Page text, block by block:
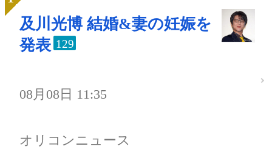
及川光博 結婚&妻の妊娠を
発表 129
08月08日 11:35
オリコンニュース